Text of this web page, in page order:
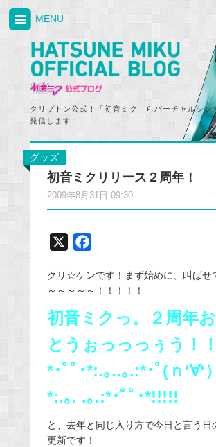
クリプトン公式！「初音ミク」らバーチャルシン
発信します！
MENU
グッズ
初音ミクリリース２周年！
2009年8月31日 09:30
c
e
b
o
k
クリ☆ケンです！まず始めに、叫ばせ
～～～～～！！！！！
初音ミクっ。２周年
とうぉっっっぅう！
*･ﾟﾟ･*:.｡..｡.:*･ﾟ(ｎ‘∀‘
*:.｡. .｡.:*･ﾟﾟ･*!!!!!
と、去年と同じ入り方で今日と言う日
更新です！